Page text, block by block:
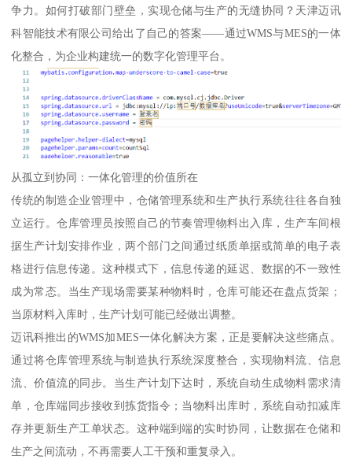
争力。如何打破部门壁垒，实现仓储与生产的无缝协同？天津迈讯
科智能技术有限公司给出了自己的答案——通过WMS与MES的一体
化整合，为企业构建统一的数字化管理平台。
从孤立到协同：一体化管理的价值所在
传统的制造企业管理中，仓储管理系统和生产执行系统往往各自独
立运行。仓库管理员按照自己的节奏管理物料出入库，生产车间根
据生产计划安排作业，两个部门之间通过纸质单据或简单的电子表
格进行信息传递。这种模式下，信息传递的延迟、数据的不一致性
成为常态。当生产现场需要某种物料时，仓库可能还在盘点货架；
当原材料入库时，生产计划可能已经做出调整。
迈讯科推出的WMS加MES一体化解决方案，正是要解决这些痛点。
通过将仓库管理系统与制造执行系统深度整合，实现物料流、信息
流、价值流的同步。当生产计划下达时，系统自动生成物料需求清
单，仓库端同步接收到拣货指令；当物料出库时，系统自动扣减库
存并更新生产工单状态。这种端到端的实时协同，让数据在仓储和
生产之间流动，不再需要人工干预和重复录入。